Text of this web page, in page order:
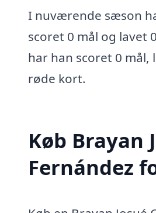
I nuværende sæson
scoret 0 mål og lavet
har han scoret 0 mål,
røde kort.
Køb Brayan
Fernández